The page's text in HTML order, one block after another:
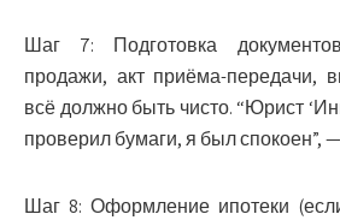
Шаг 7: Подготовка
продажи, акт приёма-
всё должно быть чисто. “Юрист
проверил бумаги, я был спокоен”,
Шаг 8: Оформление ипотеки